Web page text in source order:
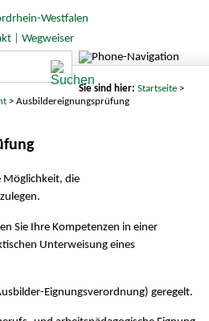
| Wegweiser
Sie sind hier: Startseite>
> Ausbildereignungsprüfung
Möglichkeit, die
Sie Ihre Kompetenzen in einer
Unterweisung eines
Eignungsverordnung) geregelt.